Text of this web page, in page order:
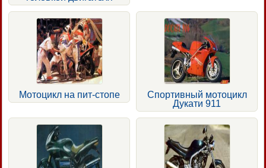
Мотоцикл на пит-стопе
Спортивный мотоцикл
Дукати 911